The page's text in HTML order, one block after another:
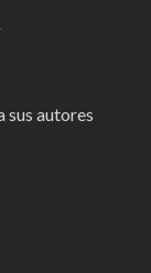
sus autores